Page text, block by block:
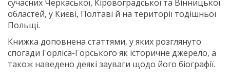
сучасних Черкаської, Кіровоградської та Вінницької
областей, у Києві, Полтаві й на території тодішньої
Польщі.
Книжка доповнена статтями, у яких розглянуто
спогади Горліса-Горського як історичне джерело, а
також наведено деякі зауваги щодо його біографії.